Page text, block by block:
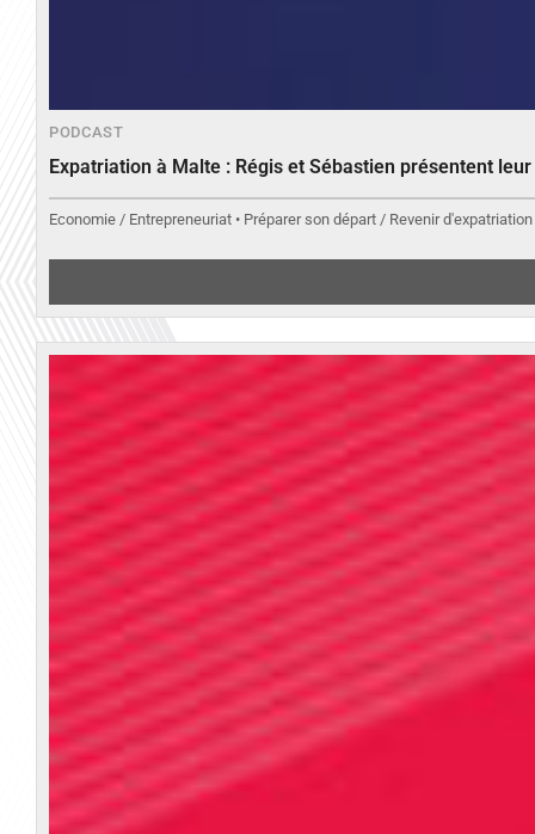
PODCAST
Expatriation à Malte : Régis et Sébastien présentent
Economie / Entrepreneuriat • Préparer son départ / Revenir d'expatriation